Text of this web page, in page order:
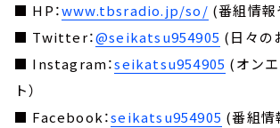
■ HP：www.tbsradio.jp/so/ (番組情報
■ Twitter：@seikatsu954905 (日々の
■ Instagram：seikatsu954905 (オン
ト）
■ Facebook：seikatsu954905 (番組情